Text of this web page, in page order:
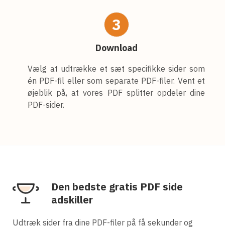
3
Download
Vælg at udtrække et sæt specifikke sider som
én PDF-fil eller som separate PDF-filer. Vent et
øjeblik på, at vores PDF splitter opdeler dine
PDF-sider.
Den bedste gratis PDF side
adskiller
Udtræk sider fra dine PDF-filer på få sekunder og